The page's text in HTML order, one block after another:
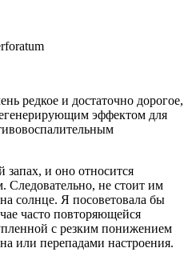
редкое и достаточно дорогое,
эффектом для
запах, и оно относится
Следовательно, не стоит им
солнце. Я посоветовала бы
часто повторяющейся
енной с резким понижением
или перепадами настроения.